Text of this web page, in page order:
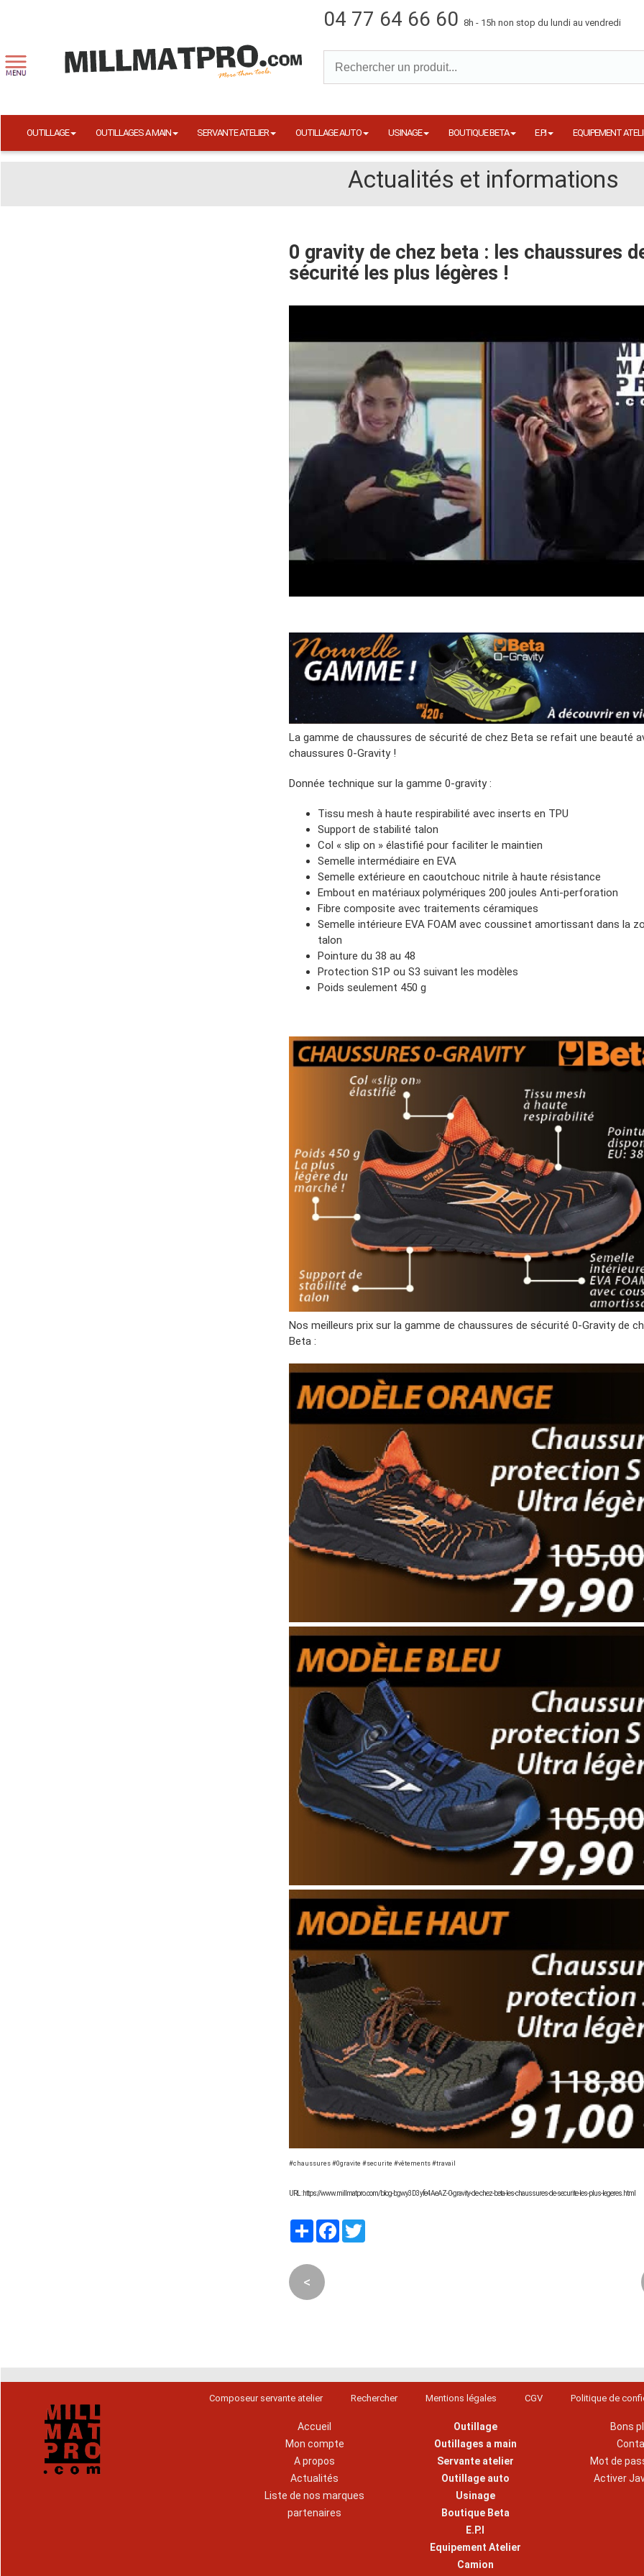
04 77 64 66 60 8h - 15h non stop du lundi au vendredi
OUTILLAGE OUTILLAGES A MAIN SERVANTE ATELIER OUTILLAGE AUTO USINAGE BOUTIQUE BETA E.P.I EQUIPEMENT
Actualités et informations
0 gravity de chez beta : les chaussures
sécurité les plus légères !
La gamme de chaussures de sécurité de chez Beta se refait une beauté
chaussures 0-Gravity !
Donnée technique sur la gamme 0-gravity :
Tissu mesh à haute respirabilité avec inserts en TPU
Support de stabilité talon
Col « slip on » élastifié pour faciliter le maintien
Semelle intermédiaire en EVA
Semelle extérieure en caoutchouc nitrile à haute résistance
Embout en matériaux polymériques 200 joules Anti-perforation
Fibre composite avec traitements céramiques
Semelle intérieure EVA FOAM avec coussinet amortissant dans la
talon
Pointure du 38 au 48
Protection S1P ou S3 suivant les modèles
Poids seulement 450 g
Nos meilleurs prix sur la gamme de chaussures de sécurité 0-Gravity de
Beta :
#chaussures #0gravite #securite #vêtements #travail
URL : https://www.millmatpro.com/blog-bgwy3D3yfe4AeAZ-0-gravity-de-chez-beta-les-chaussures-de-securite-les-plus-legeres.html
PartagerFacebook
<
Composeur servante atelier Rechercher Mentions légales CGV Politique de
Accueil
Mon compte
A propos
Actualités
Liste de nos marques
partenaires
Outillage
Outillages a main
Servante atelier
Outillage auto
Usinage
Boutique Beta
E.P.I
Equipement Atelier
Camion
Bons
Mot de
Activer